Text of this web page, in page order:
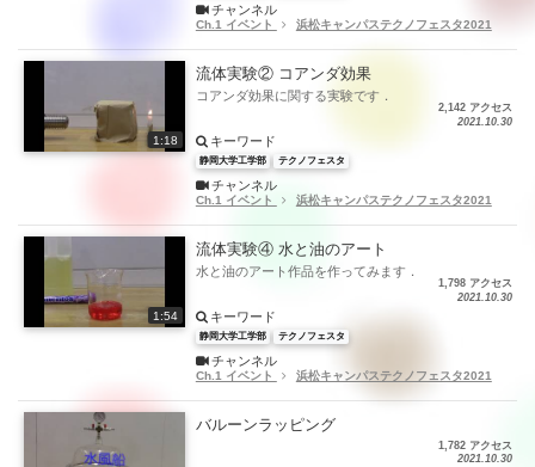
チャンネル
Ch.1 イベント 浜松キャンパステクノフェスタ2021
1:18
流体実験② コアンダ効果
コアンダ効果に関する実験です．
2,142 アクセス
2021.10.30
キーワード
静岡大学工学部 テクノフェスタ
チャンネル
Ch.1 イベント 浜松キャンパステクノフェスタ2021
1:54
流体実験④ 水と油のアート
水と油のアート作品を作ってみます．
1,798 アクセス
2021.10.30
キーワード
静岡大学工学部 テクノフェスタ
チャンネル
Ch.1 イベント 浜松キャンパステクノフェスタ2021
バルーンラッピング
1,782 アクセス
2021.10.30